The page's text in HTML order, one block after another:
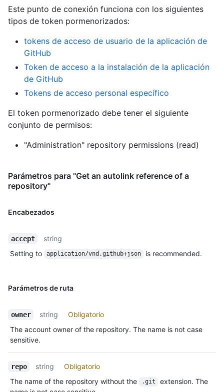
Este punto de conexión funciona con los siguientes
tipos de token pormenorizados:
tokens de acceso de usuario de la aplicación de
GitHub
Token de acceso a la instalación de la aplicación
de GitHub
Tokens de acceso personal específico
El token pormenorizado debe tener el siguiente
conjunto de permisos:
"Administration" repository permissions (read)
Parámetros para "Get an autolink reference of a
repository"
Encabezados
accept
string
Setting to
application/vnd.github+json is recommended.
Parámetros de ruta
owner string
Obligatorio
The account owner of the repository. The name is not case
sensitive.
repo string
Obligatorio
The name of the repository without the
.git
extension. The